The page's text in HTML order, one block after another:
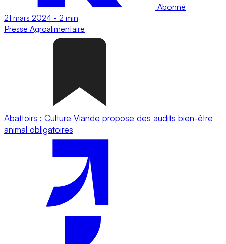
Abonné
21 mars 2024 - 2 min
Presse Agroalimentaire
Abattoirs : Culture Viande propose des audits bien-être
animal obligatoires